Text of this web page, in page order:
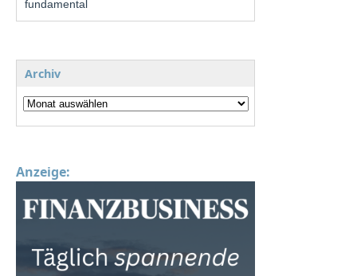
fundamental
Archiv
Anzeige: